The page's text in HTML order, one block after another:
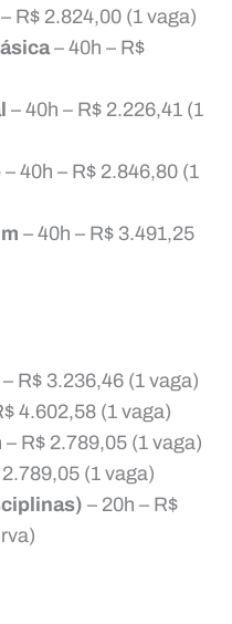
R$ 2.824,00 (1 vaga)
– 40h – R$
– 40h – R$ 2.226,41 (1
– 40h – R$ 2.846,80 (1
– 40h – R$ 3.491,25
R$ 3.236,46 (1 vaga)
4.602,58 (1 vaga)
– R$ 2.789,05 (1 vaga)
(1 vaga)
– 20h – R$